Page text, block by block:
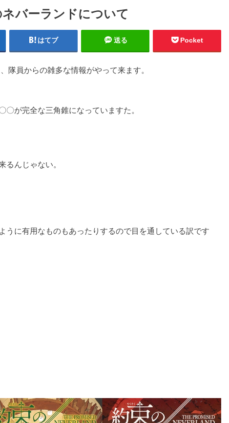
バーランドについて
はてブ 送る Pocket
隊員からの雑多な情報がやって来ます。
が完全な三角錐になっていますた。
るんじゃない。
うに有用なものもあったりするので目を通している訳です